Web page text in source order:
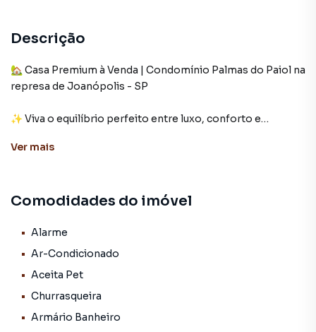
Descrição
🏡 Casa Premium à Venda | Condomínio Palmas do Paiol na
represa de Joanópolis - SP
✨ Viva o equilíbrio perfeito entre luxo, conforto e
Apresentamos esta impressionante casa premium no
alto padrão.
💎 Destaques do imóvel:
eletrônicas
Sala espaçosa e integrada, perfeita para receber com
Ver mais
Comodidades do imóvel
Alarme
Ar-Condicionado
Aceita Pet
Churrasqueira
Armário Banheiro